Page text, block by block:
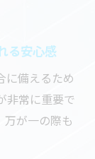
る安心感
に備えるため
非常に重要で
万が一の際も